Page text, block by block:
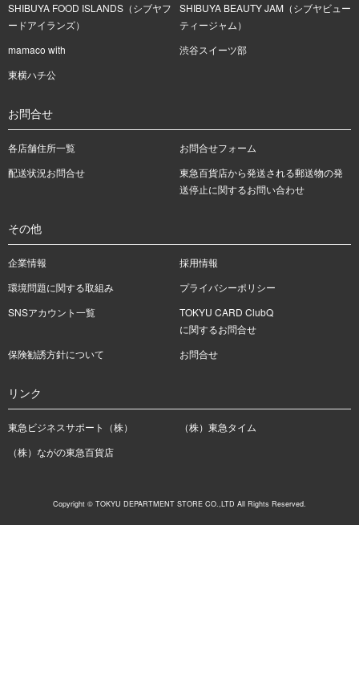
SHIBUYA FOOD ISLANDS（シブヤフ
ードアイランズ）
SHIBUYA BEAUTY JAM（シブヤビュー
ティージャム）
mamaco with
渋谷スイーツ部
東横ハチ公
お問合せ
各店舗住所一覧
お問合せフォーム
配送状況お問合せ
東急百貨店から発送される郵送物の発
送停止に関するお問い合わせ
その他
企業情報
採用情報
環境問題に関する取組み
プライバシーポリシー
SNSアカウント一覧
TOKYU CARD ClubQ
に関するお問合せ
保険勧誘方針について
お問合せ
リンク
東急ビジネスサポート（株）
（株）東急タイム
（株）ながの東急百貨店
Copyright © TOKYU DEPARTMENT STORE CO.,LTD All Rights Reserved.